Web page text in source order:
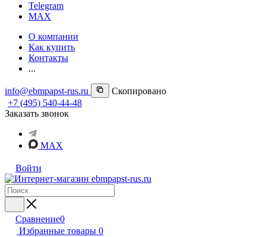
Telegram
MAX
О компании
Как купить
Контакты
...
info@ebmpapst-rus.ru
Скопировано
+7 (495) 540-44-48
Заказать звонок
MAX
Войти
Сравнение0
Избранные товары 0